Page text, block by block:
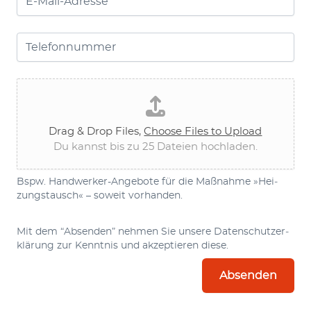
Tele­fon­num­mer*
Hand­wer­ker-Ange­bo­te*
Drag & Drop Files,Choo­se Files to Upload
Du kannst bis zu 25 Datei­en hochladen.
Bspw. Hand­wer­ker-Ange­bo­te für die Maß­nah­me »Hei­
zungs­tausch« – soweit vorhanden.
Mit dem “Absen­den” neh­men Sie unse­re Daten­schutz­er­
klä­rung zur Kennt­nis und akzep­tie­ren diese.
Absenden